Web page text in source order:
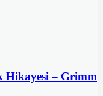
Hikayesi – Grimm